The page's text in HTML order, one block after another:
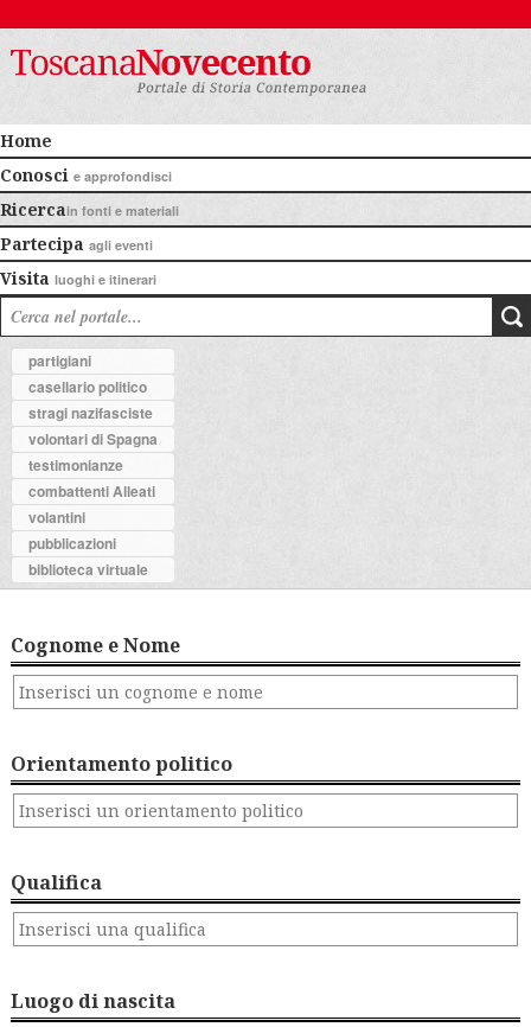
Home
Conosci e approfondisci
Ricercain fonti e materiali
Partecipa agli eventi
Visita luoghi e itinerari
partigiani
casellario politico
stragi nazifasciste
volontari di Spagna
testimonianze
combattenti Alleati
volantini
pubblicazioni
biblioteca virtuale
Cognome e Nome
Orientamento politico
Qualifica
Luogo di nascita